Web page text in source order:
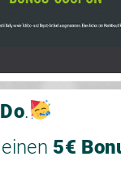
Do.
einen 5€